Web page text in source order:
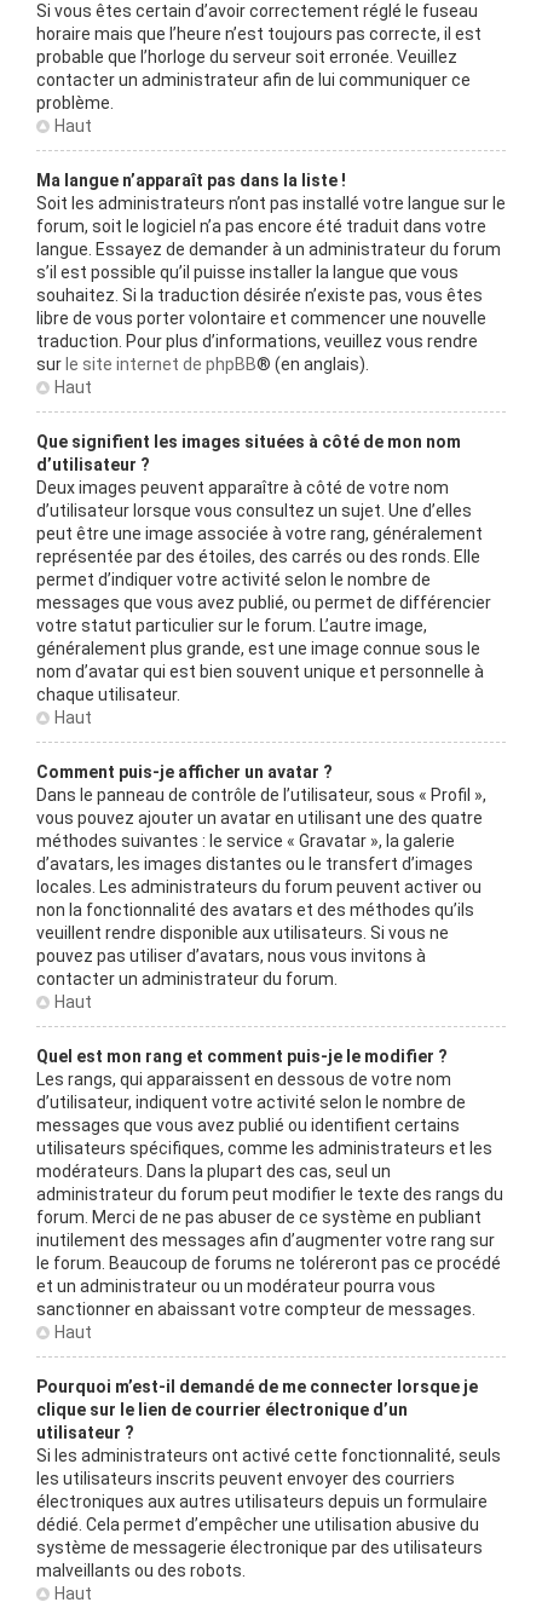
Si vous êtes certain d’avoir correctement réglé le fuseau
horaire mais que l’heure n’est toujours pas correcte, il est
probable que l’horloge du serveur soit erronée. Veuillez
contacter un administrateur afin de lui communiquer ce
problème.
Haut
Ma langue n’apparaît pas dans la liste !
Soit les administrateurs n’ont pas installé votre langue sur le
forum, soit le logiciel n’a pas encore été traduit dans votre
langue. Essayez de demander à un administrateur du forum
s’il est possible qu’il puisse installer la langue que vous
souhaitez. Si la traduction désirée n’existe pas, vous êtes
libre de vous porter volontaire et commencer une nouvelle
traduction. Pour plus d’informations, veuillez vous rendre
sur le site internet de phpBB® (en anglais).
Haut
Que signifient les images situées à côté de mon nom
d’utilisateur ?
Deux images peuvent apparaître à côté de votre nom
d’utilisateur lorsque vous consultez un sujet. Une d’elles
peut être une image associée à votre rang, généralement
représentée par des étoiles, des carrés ou des ronds. Elle
permet d’indiquer votre activité selon le nombre de
messages que vous avez publié, ou permet de différencier
votre statut particulier sur le forum. L’autre image,
généralement plus grande, est une image connue sous le
nom d’avatar qui est bien souvent unique et personnelle à
chaque utilisateur.
Haut
Comment puis-je afficher un avatar ?
Dans le panneau de contrôle de l’utilisateur, sous « Profil »,
vous pouvez ajouter un avatar en utilisant une des quatre
méthodes suivantes : le service « Gravatar », la galerie
d’avatars, les images distantes ou le transfert d’images
locales. Les administrateurs du forum peuvent activer ou
non la fonctionnalité des avatars et des méthodes qu’ils
veuillent rendre disponible aux utilisateurs. Si vous ne
pouvez pas utiliser d’avatars, nous vous invitons à
contacter un administrateur du forum.
Haut
Quel est mon rang et comment puis-je le modifier ?
Les rangs, qui apparaissent en dessous de votre nom
d’utilisateur, indiquent votre activité selon le nombre de
messages que vous avez publié ou identifient certains
utilisateurs spécifiques, comme les administrateurs et les
modérateurs. Dans la plupart des cas, seul un
administrateur du forum peut modifier le texte des rangs du
forum. Merci de ne pas abuser de ce système en publiant
inutilement des messages afin d’augmenter votre rang sur
le forum. Beaucoup de forums ne toléreront pas ce procédé
et un administrateur ou un modérateur pourra vous
sanctionner en abaissant votre compteur de messages.
Haut
Pourquoi m’est-il demandé de me connecter lorsque je
clique sur le lien de courrier électronique d’un
utilisateur ?
Si les administrateurs ont activé cette fonctionnalité, seuls
les utilisateurs inscrits peuvent envoyer des courriers
électroniques aux autres utilisateurs depuis un formulaire
dédié. Cela permet d’empêcher une utilisation abusive du
système de messagerie électronique par des utilisateurs
malveillants ou des robots.
Haut